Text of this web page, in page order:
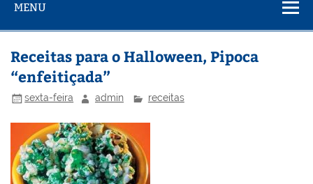
MENU
Receitas para o Halloween, Pipoca
“enfeitiçada”
sexta-feira admin receitas